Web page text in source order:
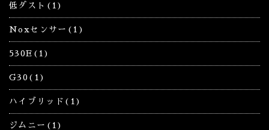
低ダスト(1)
Noxセンサー(1)
530E(1)
G30(1)
ハイブリッド(1)
ジムニー(1)